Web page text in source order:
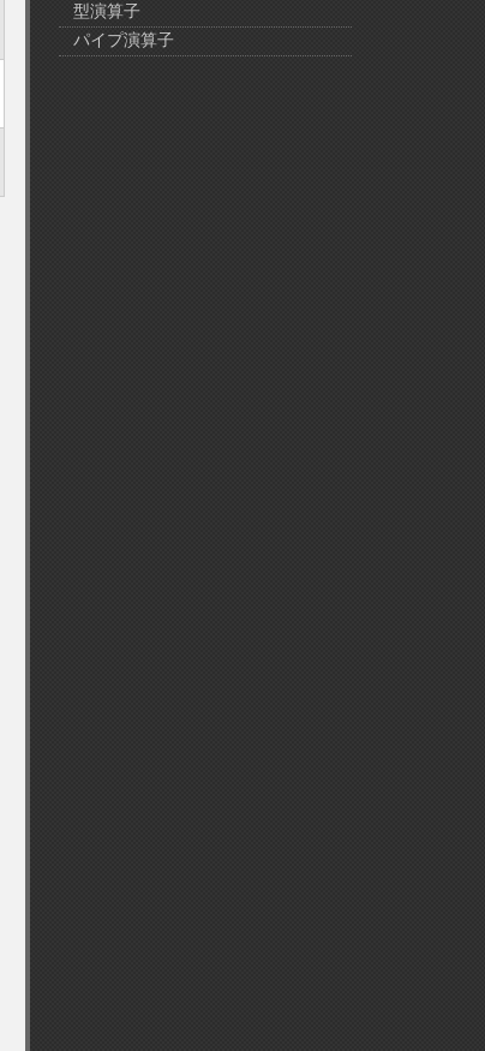
型演算子
パイプ演算子